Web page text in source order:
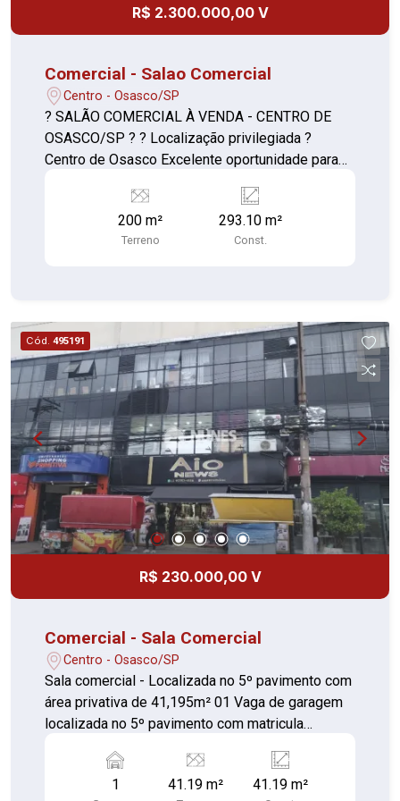
R$ 2.300.000,00 V
Comercial - Salao Comercial
Centro - Osasco/SP
? SALÃO COMERCIAL À VENDA - CENTRO DE
OSASCO/SP ? ? Localização privilegiada ?
Centro de Osasco Excelente oportunidade para
bem localizado! Situado no coração de Osasco. ?
Terreno: 200 m² ? Área construída: 293 m² ?
Fachada ampla com ótima visibilidade ? Região
200 m²
Terreno
293.10 m²
Const.
Cód. 495191
R$ 230.000,00 V
Comercial - Sala Comercial
Centro - Osasco/SP
Sala comercial - Localizada no 5º pavimento com
área privativa de 41,195m² 01 Vaga de garagem
localizada no 5º pavimento com matricula
Localizado na Rua Dona Primitiva Vianco, 244,
este shopping conta com mais de 60 lojas e
1 41.19 m² 41.19 m²